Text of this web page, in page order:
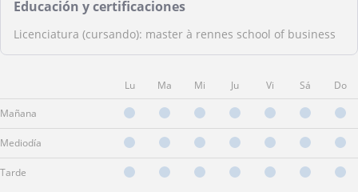
Educación y certificaciones
Licenciatura (cursando): master à rennes school of business
Lu Ma Mi Ju Vi Sá Do
Mañana
Mediodía
Tarde